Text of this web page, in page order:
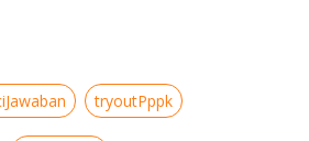
tryoutPppk